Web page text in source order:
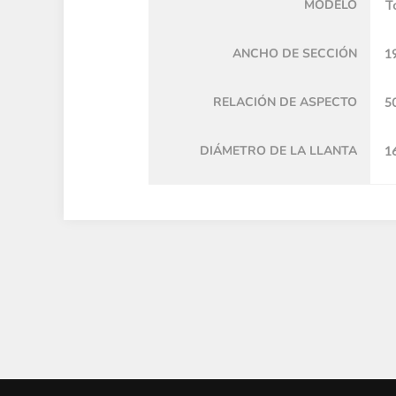
MODELO
ANCHO DE SECCIÓN
RELACIÓN DE ASPECTO
DIÁMETRO DE LA LLANTA